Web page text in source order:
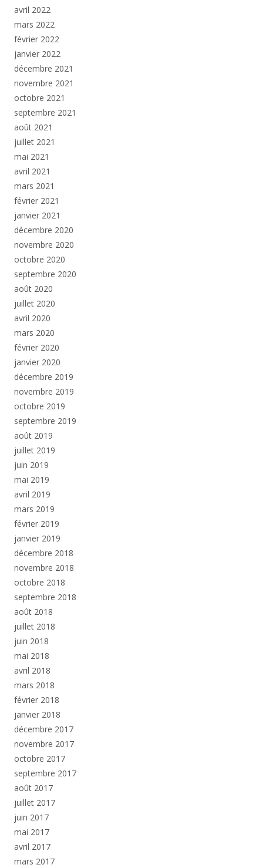
avril 2022
mars 2022
février 2022
janvier 2022
décembre 2021
novembre 2021
octobre 2021
septembre 2021
août 2021
juillet 2021
mai 2021
avril 2021
mars 2021
février 2021
janvier 2021
décembre 2020
novembre 2020
octobre 2020
septembre 2020
août 2020
juillet 2020
avril 2020
mars 2020
février 2020
janvier 2020
décembre 2019
novembre 2019
octobre 2019
septembre 2019
août 2019
juillet 2019
juin 2019
mai 2019
avril 2019
mars 2019
février 2019
janvier 2019
décembre 2018
novembre 2018
octobre 2018
septembre 2018
août 2018
juillet 2018
juin 2018
mai 2018
avril 2018
mars 2018
février 2018
janvier 2018
décembre 2017
novembre 2017
octobre 2017
septembre 2017
août 2017
juillet 2017
juin 2017
mai 2017
avril 2017
mars 2017